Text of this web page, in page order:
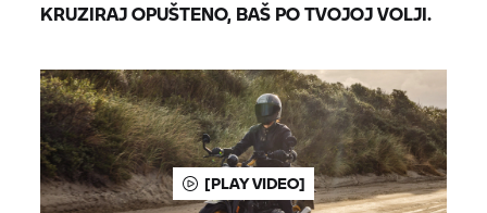
KRUZIRAJ OPUŠTENO, BAŠ PO TVOJOJ VOLJI.
[PLAY VIDEO]